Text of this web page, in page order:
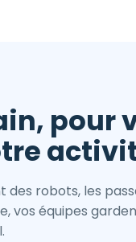
pour
des robots, les
vos équipes